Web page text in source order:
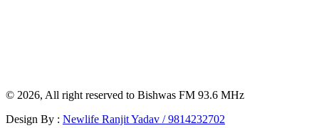
© 2026, All right reserved to Bishwas FM 93.6 MHz
Design By : Newlife Ranjit Yadav /9814232702